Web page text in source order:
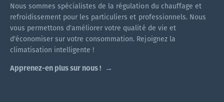
Nous sommes spécialistes de la régulation du chauffage et
refroidissement pour les particuliers et professionnels. Nous
vous permettons d'améliorer votre qualité de vie et
d'économiser sur votre consommation. Rejoignez la
climatisation intelligente !
Apprenez-en plus sur nous !